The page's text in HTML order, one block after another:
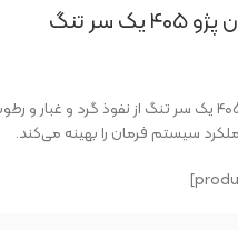
سر تنگ
گردگیر جعبه فرمان پژو ۴۰۵ یک سر تنگ از نفوذ گرد و
سیستم فرمان را بهینه می‌کند.